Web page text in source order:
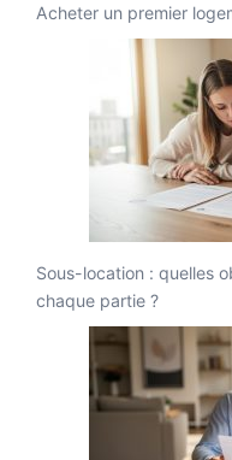
Acheter un premier
Sous-location : quelles
chaque partie ?